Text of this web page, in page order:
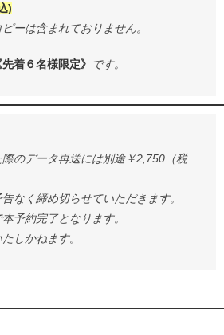
)
ーは含まれておりません。
先着６名様限定》 です。
際のデータ再送には別途￥2,750（税
なく締め切らせていただきます。
予約完了となります。
しかねます。